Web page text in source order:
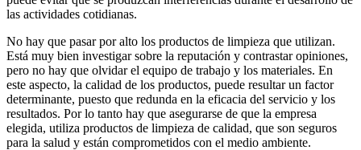
las actividades cotidianas.
No hay que pasar por alto los productos de limpieza que utilizan.
Está muy bien investigar sobre la reputación y contrastar opiniones,
pero no hay que olvidar el equipo de trabajo y los materiales. En
este aspecto, la calidad de los productos, puede resultar un factor
determinante, puesto que redunda en la eficacia del servicio y los
resultados. Por lo tanto hay que asegurarse de que la empresa
elegida, utiliza productos de limpieza de calidad, que son seguros
para la salud y están comprometidos con el medio ambiente.